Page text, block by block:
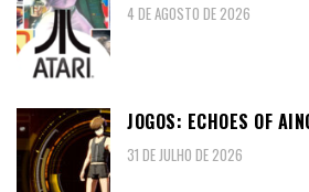
4 DE AGOSTO DE 2026
JOGOS: ECHOES OF
31 DE JULHO DE 2026